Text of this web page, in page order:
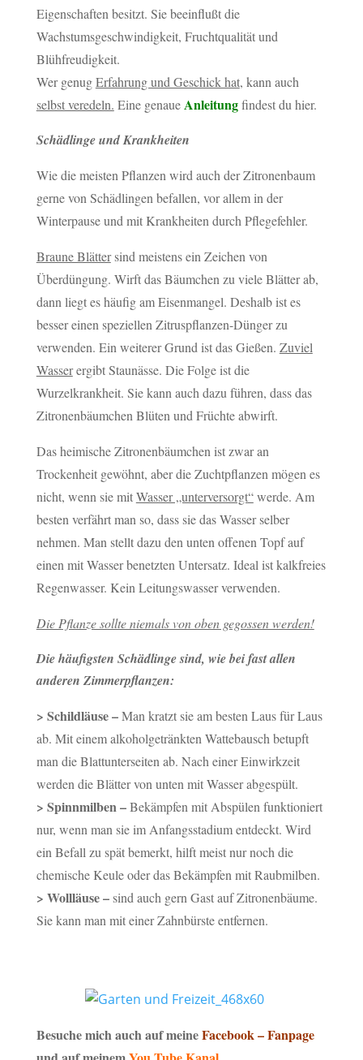
Eigenschaften besitzt. Sie beeinflußt die
Wachstumsgeschwindigkeit, Fruchtqualität und
Blühfreudigkeit.
Wer genugErfahrung und Geschick hat, kann auch
selbst veredeln. Eine genaueAnleitungfindest du hier.
Schädlinge und Krankheiten
Wie die meisten Pflanzen wird auch der Zitronenbaum
gerne von Schädlingen befallen, vor allem in der
Winterpause und mit Krankheiten durch Pflegefehler.
Braune Blättersind meistens ein Zeichen von
Überdüngung. Wirft das Bäumchen zu viele Blätter ab,
dann liegt es häufig am Eisenmangel. Deshalb ist es
besser einen speziellen Zitruspflanzen-Dünger zu
verwenden. Ein weiterer Grund ist das Gießen. Zuviel
Wasserergibt Staunässe. Die Folge ist die
Wurzelkrankheit. Sie kann auch dazu führen, dass das
Zitronenbäumchen Blüten und Früchte abwirft.
Das heimische Zitronenbäumchen ist zwar an
Trockenheit gewöhnt, aber die Zuchtpflanzen mögen es
nicht, wenn sie mitWasser „unterversorgt“werde. Am
besten verfährt man so, dass sie das Wasser selber
nehmen. Man stellt dazu den unten offenen Topf auf
einen mit Wasser benetzten Untersatz. Ideal ist kalkfreies
Regenwasser. Kein Leitungswasser verwenden.
Die Pflanze sollte niemals von oben gegossen werden!
Die häufigsten Schädlinge sind, wie bei fast allen
anderen Zimmerpflanzen:
> Schildläuse –Man kratzt sie am besten Laus für Laus
ab. Mit einem alkoholgetränkten Wattebausch betupft
man die Blattunterseiten ab. Nach einer Einwirkzeit
werden die Blätter von unten mit Wasser abgespült.
> Spinnmilben –Bekämpfen mit Abspülen funktioniert
nur, wenn man sie im Anfangsstadium entdeckt. Wird
ein Befall zu spät bemerkt, hilft meist nur noch die
chemische Keule oder das Bekämpfen mit Raubmilben.
> Wollläuse –sind auch gern Gast auf Zitronenbäume.
Sie kann man mit einer Zahnbürste entfernen.
Besuche mich auch auf meineFacebook – Fanpage